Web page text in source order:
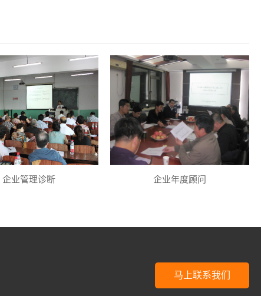
企业管理诊断 企业年度顾问
马上联系我们